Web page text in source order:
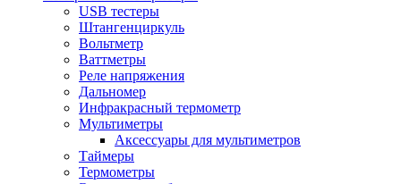
USB тестеры
Штангенциркуль
Вольтметр
Ваттметры
Реле напряжения
Дальномер
Инфракрасный термометр
Мультиметры
Аксессуары для мультиметров
Таймеры
Термометры